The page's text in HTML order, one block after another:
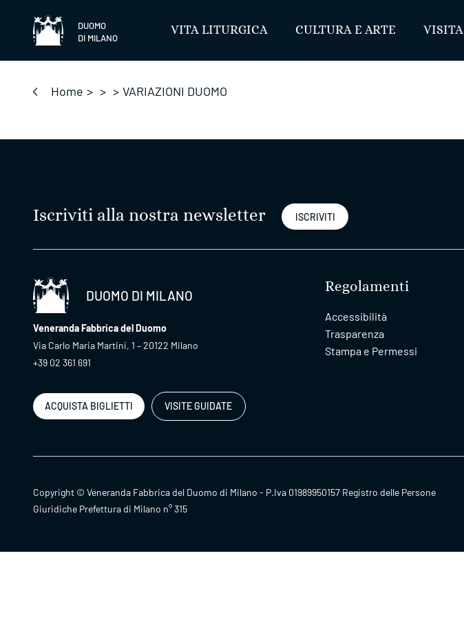
DUOMO
DI MILANO
VITA LITURGICA CULTURA E ARTE VISITA
Home > > > VARIAZIONI DUOMO
Iscriviti alla nostra newsletter ISCRIVITI
DUOMO DI MILANO
Veneranda Fabbrica del Duomo
Via Carlo Maria Martini, 1 – 20122 Milano
+39 02 361 691
ACQUISTA BIGLIETTI VISITE GUIDATE
Regolamenti
Accessibilità
Trasparenza
Stampa e Permessi
Copyright © Veneranda Fabbrica del Duomo di Milano - P.Iva 01989950157 Registro delle Persone
Giuridiche Prefettura di Milano n° 315